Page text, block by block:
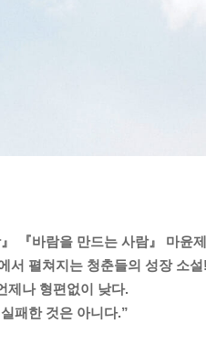
』 『바람을 만드는 사람』 마윤
서 펼쳐지는 청춘들의 성장 소
제나 형편없이 낮다.
패한 것은 아니다.”